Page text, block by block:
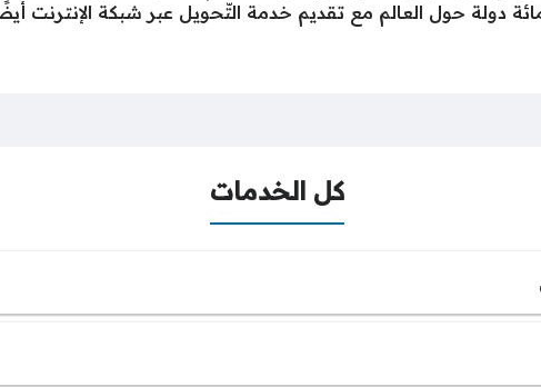
دولة حول العالم مع تقديم خدمة التّحويل عبر شبكة الإنترنت
كل الخدمات